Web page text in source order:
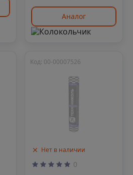
Аналог
Нет в наличии
Код: 00-00007526
0